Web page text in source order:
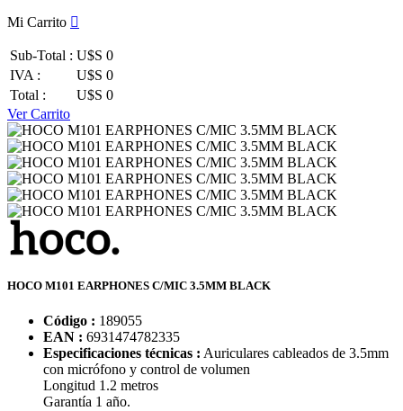
Mi Carrito
Sub-Total : U$S 0
IVA :
U$S 0
Total :
U$S 0
Ver Carrito
HOCO M101 EARPHONES C/MIC 3.5MM BLACK
Código : 189055
EAN : 6931474782335
Especificaciones técnicas : Auriculares cableados de 3.5mm
con micrófono y control de volumen
Longitud 1.2 metros
Garantía 1 año.